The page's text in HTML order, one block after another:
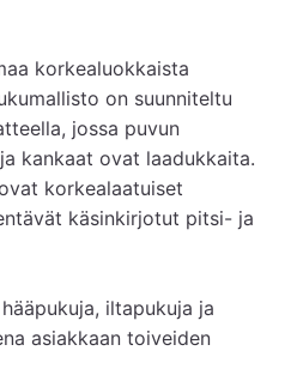
korkealuokkaista
on suunniteltu
jossa puvun
kankaat ovat laadukkaita.
korkealaatuiset
käsinkirjotut pitsi- ja
iltapukuja ja
asiakkaan toiveiden